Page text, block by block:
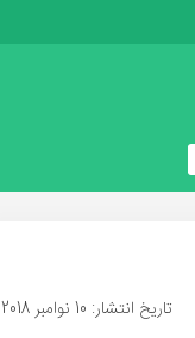
تاریخ انتشار: 10 نوامبر 2018